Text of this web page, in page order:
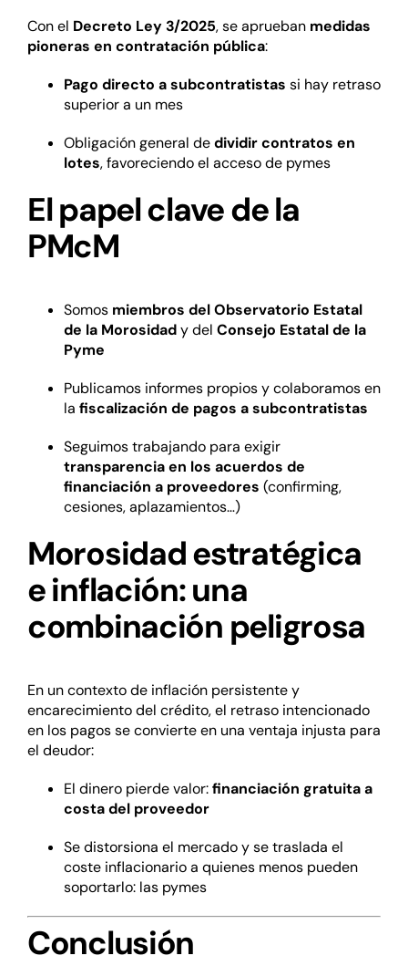
Con el Decreto Ley 3/2025, se aprueban medidas
pioneras en contratación pública:
Pago directo a subcontratistas si hay retraso
superior a un mes
Obligación general dedividir contratos en
lotes, favoreciendo el acceso de pymes
El papel clave de la
PMcM
Somos miembros del Observatorio Estatal
de la Morosidady del Consejo Estatal de la
Pyme
Publicamos informes propios y colaboramos en
la fiscalización de pagos a subcontratistas
Seguimos trabajando para exigir
transparencia en los acuerdos de
financiación a proveedores (confirming,
cesiones, aplazamientos…)
Morosidad estratégica
e inflación: una
combinación peligrosa
En un contexto de inflación persistente y
encarecimiento del crédito, el retraso intencionado
en los pagos se convierte en una ventaja injusta para
el deudor:
El dinero pierde valor:financiación gratuita a
costa del proveedor
Se distorsiona el mercado y se traslada el
coste inflacionario a quienes menos pueden
soportarlo: las pymes
Conclusión